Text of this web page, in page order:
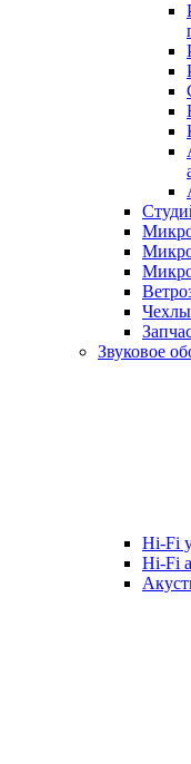
Звуковое
Hi-Fi
Hi-Fi